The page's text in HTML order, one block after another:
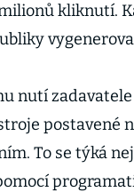
kliknutí.
nutí
postavené
To se týká